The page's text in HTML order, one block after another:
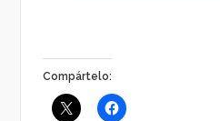
Compártelo: